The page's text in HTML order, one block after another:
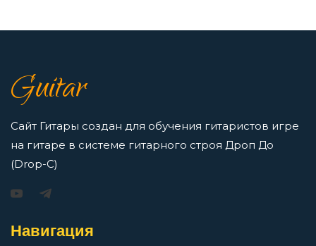
7 нот в музыке: До, Ре, Ми, Фа, Соль, Ля, Си —
Просмотров: 16416 чел.
Перейти
гитары
Перейти
Guitar
Сайт Гитары создан для обучения гитаристов игре
на гитаре в системе гитарного строя Дроп До
(Drop-C)
Навигация